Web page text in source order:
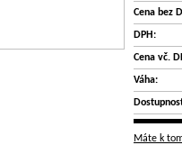
Cena bez
DPH:
Cena vč.
Váha:
Máte k